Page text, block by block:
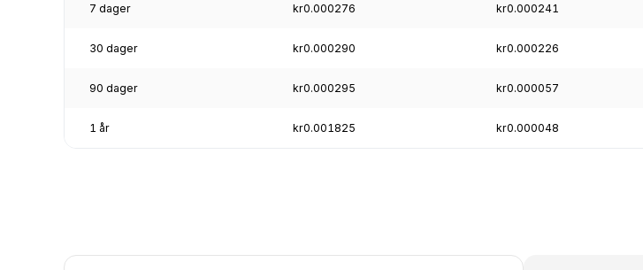
7 dager kr0.000276 kr0.000241
30 dager kr0.000290 kr0.000226
90 dager kr0.000295 kr0.000057
1 år kr0.001825 kr0.000048